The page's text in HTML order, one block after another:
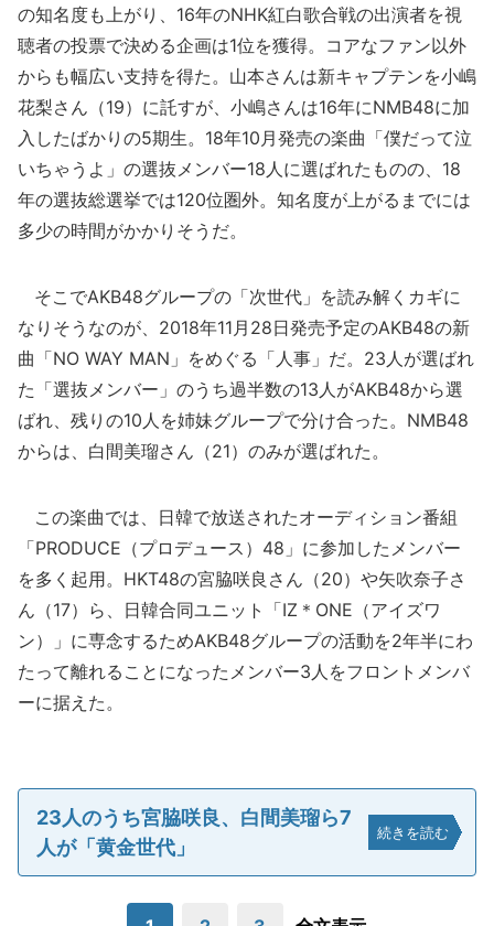
の知名度も上がり、16年のNHK紅白歌合戦の出演者を視
聴者の投票で決める企画は1位を獲得。コアなファン以外
からも幅広い支持を得た。山本さんは新キャプテンを小嶋
花梨さん（19）に託すが、小嶋さんは16年にNMB48に加
入したばかりの5期生。18年10月発売の楽曲「僕だって泣
いちゃうよ」の選抜メンバー18人に選ばれたものの、18
年の選抜総選挙では120位圏外。知名度が上がるまでには
多少の時間がかかりそうだ。
そこでAKB48グループの「次世代」を読み解くカギに
なりそうなのが、2018年11月28日発売予定のAKB48の新
曲「NO WAY MAN」をめぐる「人事」だ。23人が選ばれ
た「選抜メンバー」のうち過半数の13人がAKB48から選
ばれ、残りの10人を姉妹グループで分け合った。NMB48
からは、白間美瑠さん（21）のみが選ばれた。
この楽曲では、日韓で放送されたオーディション番組
「PRODUCE（プロデュース）48」に参加したメンバー
を多く起用。HKT48の宮脇咲良さん（20）や矢吹奈子さ
ん（17）ら、日韓合同ユニット「IZ＊ONE（アイズワ
ン）」に専念するためAKB48グループの活動を2年半にわ
たって離れることになったメンバー3人をフロントメンバ
ーに据えた。
23人のうち宮脇咲良、白間美瑠ら7
人が「黄金世代」
続きを読む